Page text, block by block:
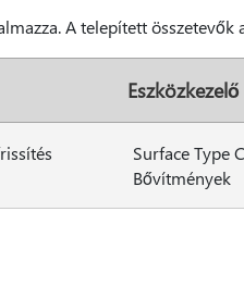
A telepített
Eszközkezelő
Surface Type
Bővítmények